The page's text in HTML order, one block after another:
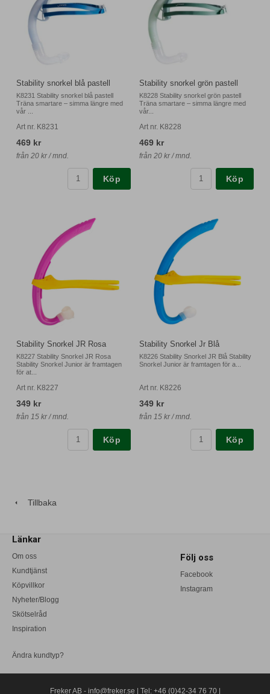
Stability snorkel blå pastell
K8231 Stability snorkel blå pastell
Träna smartare – simma längre med
vår ...
Art nr. K8231
469 kr
från 20 kr / mnd.
Köp
Stability snorkel grön pastell
K8228 Stability snorkel grön pastell
Träna smartare – simma längre med
vår...
Art nr. K8228
469 kr
från 20 kr / mnd.
Köp
Stability Snorkel JR Rosa
K8227 Stability Snorkel JR Rosa
Stability Snorkel Junior är framtagen
för at...
Art nr. K8227
349 kr
från 15 kr / mnd.
Köp
Stability Snorkel Jr Blå
K8226 Stability Snorkel JR Blå Stability
Snorkel Junior är framtagen för a...
Art nr. K8226
349 kr
från 15 kr / mnd.
Köp
Tillbaka
Länkar
Om oss
Kundtjänst
Köpvillkor
Nyheter/Blogg
Skötselråd
Inspiration
Ändra kundtyp?
Följ oss
Facebook
Instagram
Freker AB - info@freker.se | Tel: +46 (0)42-34 76 70 |